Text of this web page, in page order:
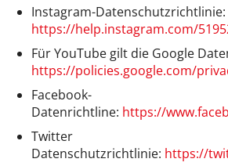
Instagram-Datenschutzrichtlinie:
https://help.instagram.com/
Für YouTube gilt die Google
https://policies.google.com/
Facebook-
Datenrichtline: https://
Twitter
Datenschutzrichtlinie: https://